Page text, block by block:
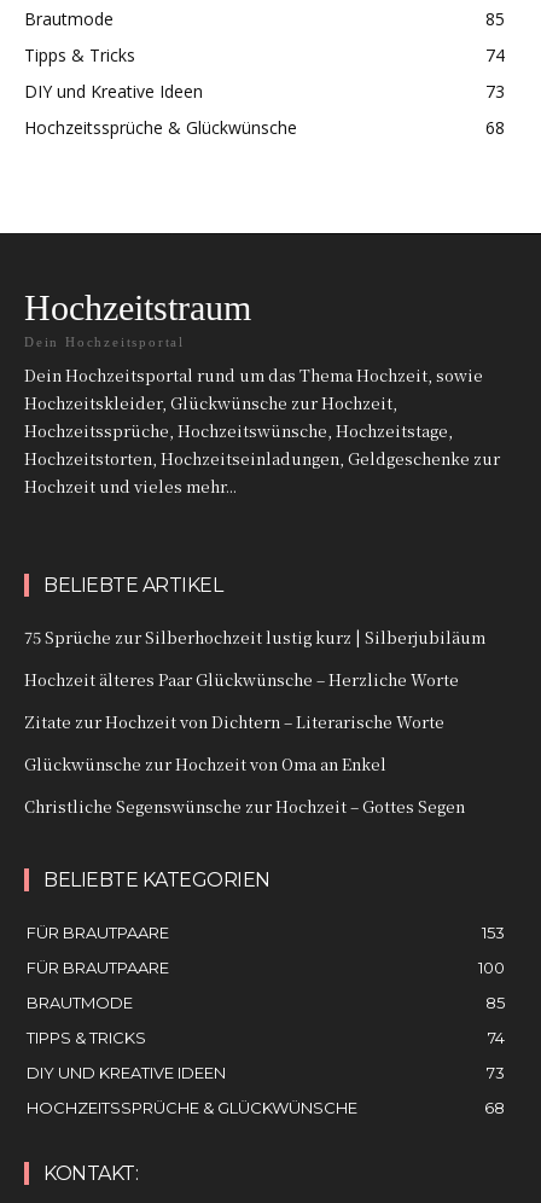
Brautmode
85
Tipps & Tricks
74
DIY und Kreative Ideen
73
Hochzeitssprüche & Glückwünsche
68
Hochzeitstraum
Dein Hochzeitsportal
Dein Hochzeitsportal rund um das Thema Hochzeit, sowie
Hochzeitskleider, Glückwünsche zur Hochzeit,
Hochzeitssprüche, Hochzeitswünsche, Hochzeitstage,
Hochzeitstorten, Hochzeitseinladungen, Geldgeschenke zur
Hochzeit und vieles mehr...
BELIEBTE ARTIKEL
75 Sprüche zur Silberhochzeit lustig kurz | Silberjubiläum
Hochzeit älteres Paar Glückwünsche – Herzliche Worte
Zitate zur Hochzeit von Dichtern – Literarische Worte
Glückwünsche zur Hochzeit von Oma an Enkel
Christliche Segenswünsche zur Hochzeit – Gottes Segen
BELIEBTE KATEGORIEN
FÜR BRAUTPAARE
153
FÜR BRAUTPAARE
100
BRAUTMODE
85
TIPPS & TRICKS
74
DIY UND KREATIVE IDEEN
73
HOCHZEITSSPRÜCHE & GLÜCKWÜNSCHE
68
KONTAKT: